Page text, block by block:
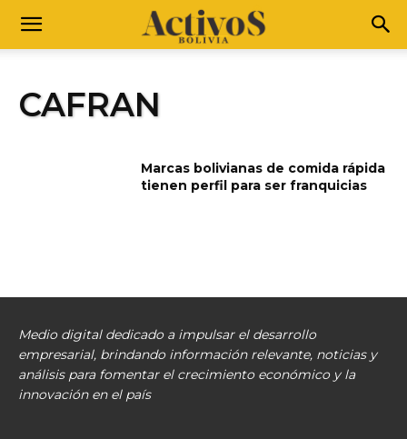
CAFRAN
Marcas bolivianas de comida rápida
tienen perfil para ser franquicias
Medio digital dedicado a impulsar el desarrollo
empresarial, brindando información relevante, noticias y
análisis para fomentar el crecimiento económico y la
innovación en el país